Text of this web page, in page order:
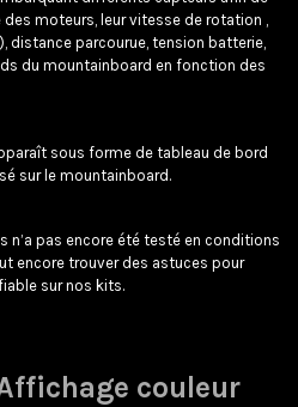
moteurs, leur vitesse de rotation ,
distance parcourue, tension batterie,
du mountainboard en fonction des
sous forme de tableau de bord
sur le mountainboard.
n’a pas encore été testé en conditions
encore trouver des astuces pour
sur nos kits.
couleur